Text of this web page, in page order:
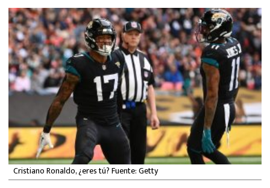
MEXICANOS EN EL EXTRANJERO
FUTBOL ESTUFA
FÓRMULA 1
LIGA MX
NFL
Cristiano Ronaldo, ¿eres tú? Fuente: Getty